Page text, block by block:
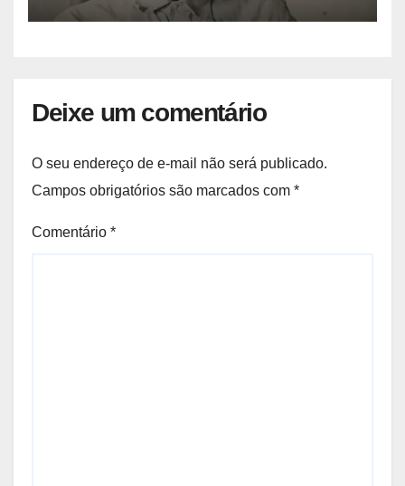
Deixe um comentário
O seu endereço de e-mail não será publicado.
Campos obrigatórios são marcados com *
Comentário *